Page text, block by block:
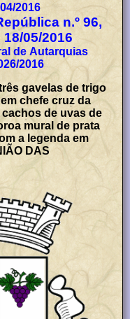
2016
n.º 96,
18/05/2016
de Autarquias
2016
gavelas de trigo
chefe cruz da
cachos de uvas de
mural de prata
a legenda em
DAS